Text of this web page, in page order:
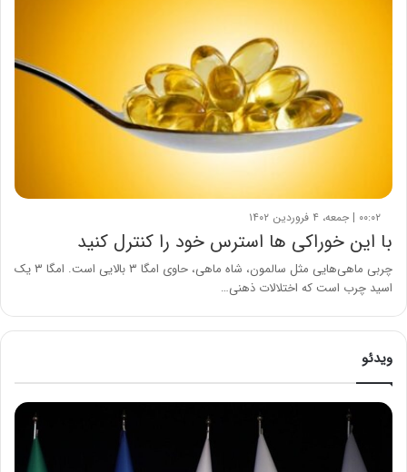
۰۰:۰۲ | جمعه، ۴ فروردین ۱۴۰۲
با این خوراکی ها استرس خود را کنترل کنید
چربی ماهی‌هایی مثل سالمون، شاه ماهی، حاوی امگا ۳ بالایی است. امگا ۳ یک
اسید چرب است که اختلالات ذهنی…
ویدئو
ح